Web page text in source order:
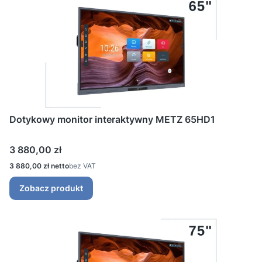
Dotykowy monitor interaktywny METZ 65HD1
Cena
3 880,00 zł
Cena
3 880,00 zł bez VAT
Zobacz produkt